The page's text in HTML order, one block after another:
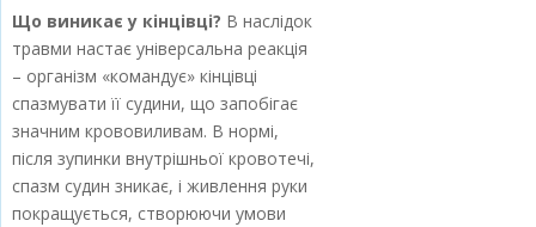
Що виникає у кінцівці? В наслідок
травми настає універсальна реакція
– організм «командує» кінцівці
спазмувати її судини, що запобігає
значним крововиливам. В нормі,
після зупинки внутрішньої кровотечі,
спазм судин зникає, і живлення руки
покращується, створюючи умови